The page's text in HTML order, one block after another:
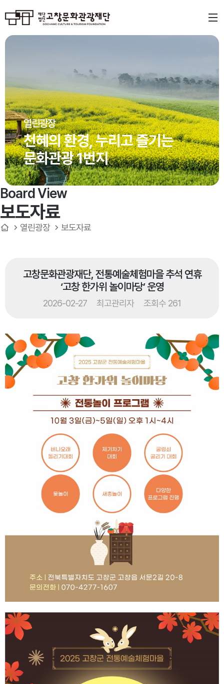
열린광장
천혜의 환경, 누리고 즐기는
문화관광 1번지
Board View
보도자료
열린광장 보도자료
고창문화관광재단, 전통예술체험마을 추석 연휴
‘고창 한가위 놀이마당’ 운영
2026-02-27 최고관리자 조회수 261